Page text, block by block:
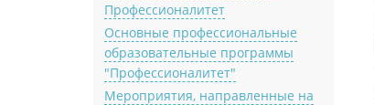
Профессионалитет
Основные профессиональные
образовательные программы
"Профессионалитет"
Мероприятия, направленные на